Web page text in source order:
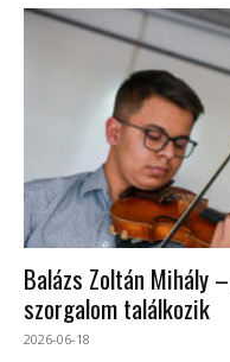
Balázs Zoltán Mihály
szorgalom találkozik
2026-06-18